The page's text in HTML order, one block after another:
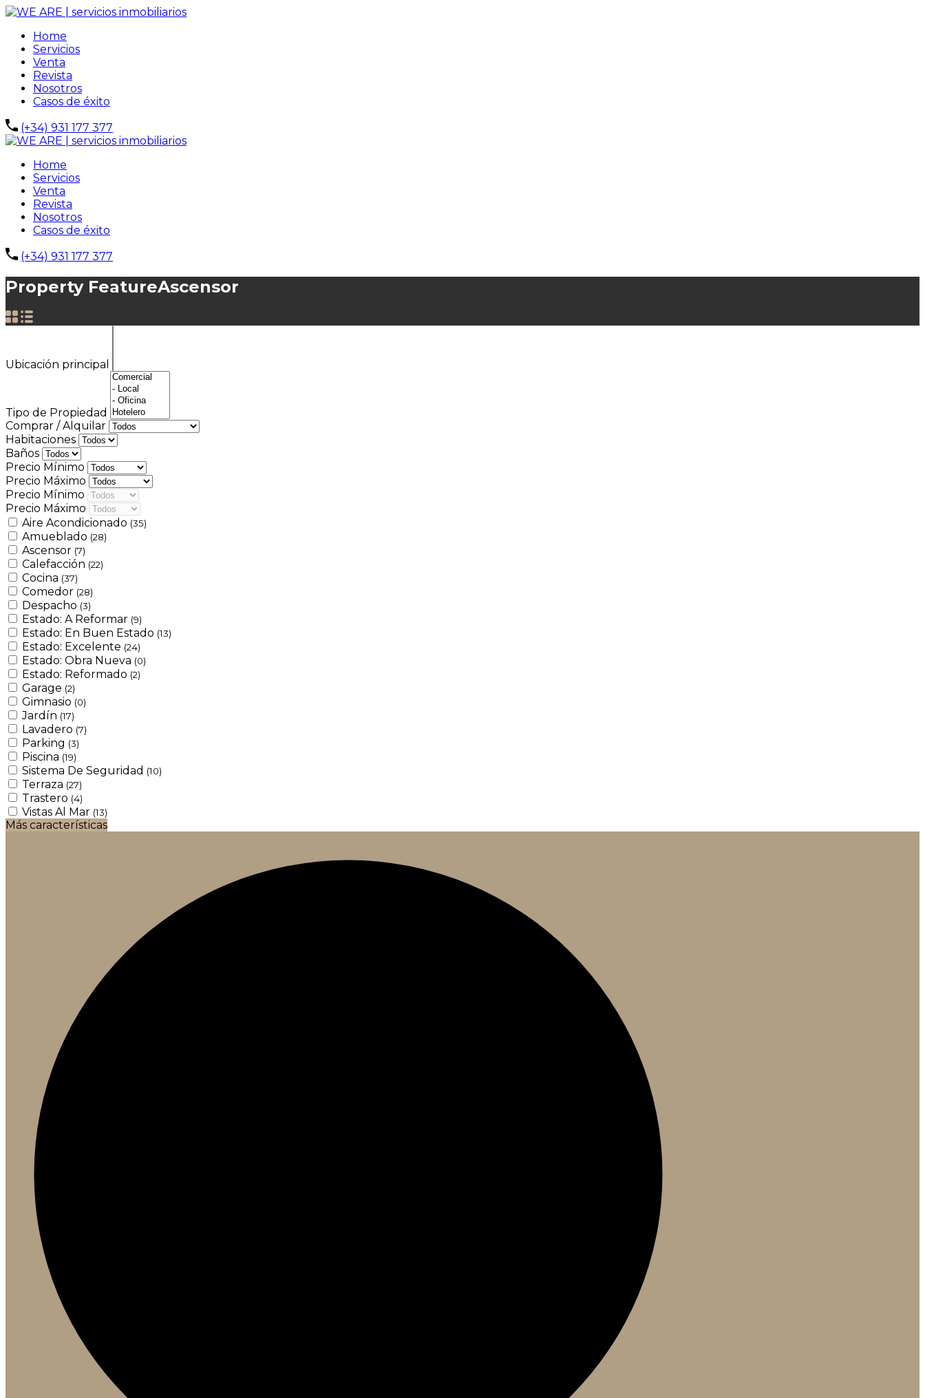
Home
Servicios
Venta
Revista
Nosotros
Casos de éxito
(+34) 931 177 377
Home
Servicios
Venta
Revista
Nosotros
Casos de éxito
(+34) 931 177 377
Property FeatureAscensor
Ubicación principal
Tipo de Propiedad
Comprar / Alquilar
Habitaciones
Baños
Precio Mínimo
Precio Máximo
Precio Mínimo
Precio Máximo
Aire Acondicionado (35)
Amueblado (28)
Ascensor (7)
Calefacción (22)
Cocina (37)
Comedor (28)
Despacho (3)
Estado: A Reformar (9)
Estado: En Buen Estado (13)
Estado: Excelente (24)
Estado: Obra Nueva (0)
Estado: Reformado (2)
Garage (2)
Gimnasio (0)
Jardín (17)
Lavadero (7)
Parking (3)
Piscina (19)
Sistema De Seguridad (10)
Terraza (27)
Trastero (4)
Vistas Al Mar (13)
Más características